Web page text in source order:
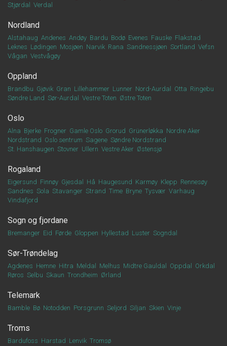
Stjørdal
Verdal
Nordland
Alstahaug Andenes Andøy Bardu Bodø Evenes Fauske Flakstad
Leknes Lødingen Mosjøen Narvik Rana Sandnessjøen Sortland Vefsn
Vågan Vestvågøy
Oppland
Brandbu Gjøvik Gran Lillehammer Lunner Nord-Aurdal Otta Ringebu
Søndre Land Sør-Aurdal Vestre Toten Østre Toten
Oslo
Alna Bjerke Frogner Gamle Oslo Grorud Grünerløkka Nordre Aker
Nordstrand Oslo sentrum Sagene Søndre Nordstrand
St. Hanshaugen Stovner Ullern Vestre Aker Østensjø
Rogaland
Eigersund Finnøy Gjesdal Hå Haugesund Karmøy Klepp Rennesøy
Sandnes Sola Stavanger Strand Time Bryne Tysvær Varhaug
Vindafjord
Sogn og fjordane
Bremanger Eid Førde Gloppen Hyllestad Luster Sogndal
Sør-Trøndelag
Agdenes Hemne Hitra Meldal Melhus Midtre Gauldal Oppdal
Orkdal
Røros Selbu Skaun Trondheim Ørland
Telemark
Bamble Bø Notodden Porsgrunn Seljord Siljan Skien Vinje
Troms
Bardufoss Harstad Lenvik Tromsø